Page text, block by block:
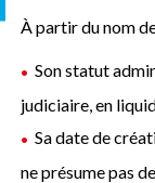
À partir du nom
Son statut
judiciaire, en
Sa date de
ne présume pas